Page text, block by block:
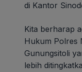
di Kantor
Kita berharap
Hukum Polres
Gunungsitoli
lebih